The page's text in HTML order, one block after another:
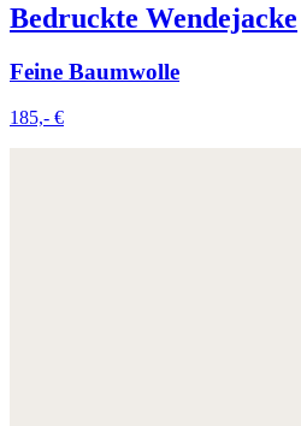
Bedruckte Wendejacke
Feine Baumwolle
185,- €